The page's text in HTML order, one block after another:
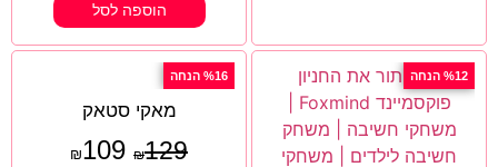
הוספה לסל
%12 הנחה %16 הנחה
מאקי סטאק
₪129
₪109